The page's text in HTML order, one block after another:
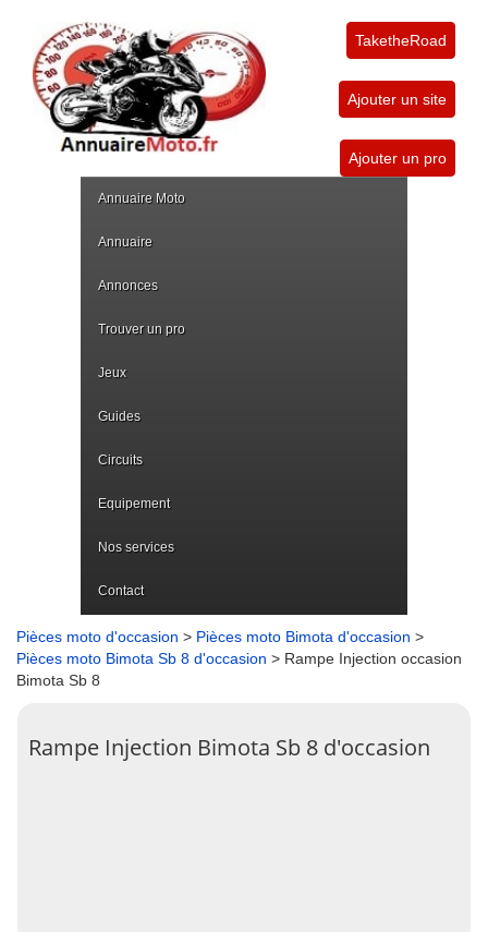
TaketheRoad
Ajouter un site
Ajouter un pro
Annuaire Moto
Annuaire
Annonces
Trouver un pro
Jeux
Guides
Circuits
Equipement
Nos services
Contact
Pièces moto d'occasion > Pièces moto Bimota d'occasion >
Pièces moto Bimota Sb 8 d'occasion > Rampe Injection occasion
Bimota Sb 8
Rampe Injection Bimota Sb 8 d'occasion